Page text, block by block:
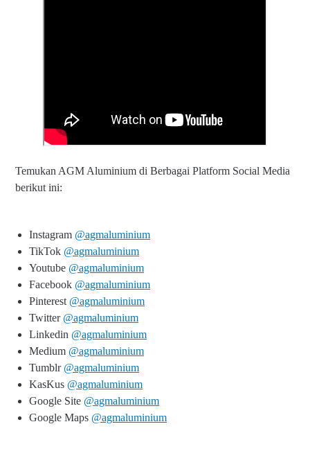
Temukan AGM Aluminium di Berbagai Platform Social Media
berikut ini:
Instagram @agmaluminium
TikTok @agmaluminium
Youtube @agmaluminium
Facebook @agmaluminium
Pinterest @agmaluminium
Twitter @agmaluminium
Linkedin @agmaluminium
Medium @agmaluminium
Tumblr @agmaluminium
KasKus @agmaluminium
Google Site @agmaluminium
Google Maps @agmaluminium